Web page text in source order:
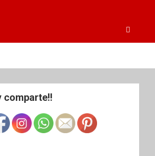
comparte!!